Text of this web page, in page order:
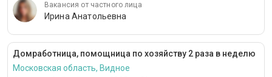
Вакансия от частного лица
Ирина Анатольевна
Домработница, помощница по хозяйству 2 раза в неделю
Московская область, Видное